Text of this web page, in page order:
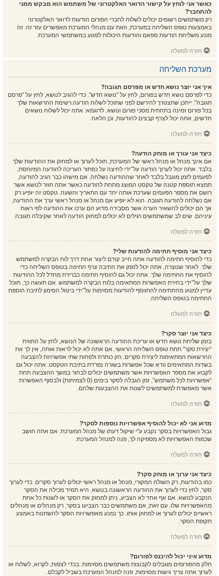
כאשר אני לוחץ על קישור הדואר האלקטרוני של משתמש הוא מבקש ממני
להתחבר?
רק משתמשים רשומים יכולים לשלוח לחברי הפורום הודעות לדואר האלקטרוני
באמצעות טופס השליחה במערכת, וזאת עם מנהלי המערכת מאפשרים עזר זה. זה
מונע משליחת הודעות ספאם והודעות היכולות לפגוע במשתמשי המערכת.
חזרה למעלה
מערכת השליחה
איך אני יוצר נושא חדש או מפרסם תגובה?
כדי לפרסם נושא חדש בפורום, לחץ על "נושא חדש". כדי להגיב לנושא, לחץ על "פרסם
תגובה". ייתכן שתצטרך להירשם לפני שתוכל לשלוח הודעה.רשימת ההרשאות שלך
בכל פורום זמינה בתחתית מסכי פורום ונושא. לדוגמא: אתה יכול לשלוח נושאים
חדשים, אתה יכול לצרף קבצים להודעות, וכן הלאה.
חזרה למעלה
כיצד אני עורך או מוחק הודעה?
אם אינך מנהל או מנהל ראשי של המערכת, תוכל לערוך או למחוק את ההודעות שלך
בלבד. אתה יכול לערוך הודעה על־ידי לחיצה על כפתור העריכה להודעה המיוחסת,
לפעמים לזמן מוגבל בלבד לאחר שההודעה נשלחה. אם מישהו כבר הגיב להודעה,
תמצא תוספת קטנה של טקסט המוצג מתחת להודעה כאשר אתה חוזר לנושא אשר
רושם את מספר הפעמים שערכת אותה יחד עם התאריך והשעה. טקסט זה יופיע רק
אם נשלחה להודעה תגובה. הוא לא יופיע אם מנהל או מנהל ראשי ערך את ההודעה,
אך הם יכולים להשאיר הערה אשר מסבירה מדוע הם ערכו את ההודעה לפי ראות
עיניהם. שים לב שמשתמשים רגילים לא יכולים למחוק הודעה לאחר שקיבלה תגובה.
חזרה למעלה
כיצד אני מוסיף חתימה להודעות שלי?
כדי להוסיף חתימה להודעה אתה חייב קודם ליצור אחת דרך לוח הבקרה למשתמש
שלך. לאחר שנוצרה, אתה יכול לסמן את התיבה צרף חתימה בטופס השליחה כדי
להוסיף את החתימה שלך. אתה יכול גם להוסיף חתימה כברירת מחדל לכל ההודעות
שלך על־ידי בחירת האפשרות המתאימה בלוח הבקרה למשתמש. אם תעשה כך, תוכל
עדיין למנוע מהחתימה להתווסף להודעות מסוימות על־ידי ביטול הסימון לתיבת הוספת
החתימה בטופס השליחה.
חזרה למעלה
כיצד אני יוצר סקר?
בזמן שליחת נושא חדש או עריכת ההודעה הראשונה של הנושא, לחץ על התווית
“יצירת סקר” תחת טופס השליחה הראשי. אם אתה לא יכול לראות אותה, אין לך את
ההרשאות המתאימות ליצירת סקרים. הזן כותרת ולפחות שתי אפשרויות להצבעה
בשדות המתאימים וודא שכל אפשרות בשורה נפרדת בתיבת הטקסט. אתה יכול גם
לקבוע את מספר האפשרויות אשר משתמשים יכולים לבחור במשך ההצבעה תחת
“אפשרויות לכל משתמש”, זמן הגבלה לסקר בימים (0 לצמיתות) ולבסוף האפשרות
אשר מאפשרת למשתמשים לשנות את ההצבעות שלהם.
חזרה למעלה
מדוע אני לא יכול להוסיף אפשרויות נוספות לסקר?
גבול האפשרויות בסקר נקבע ע"י שיקול דעתו של מנהל המערכת. אם אתה חושב
שכמות האפשרויות לא מספיקה לך, פנה למנהל המערכת.
חזרה למעלה
כיצד אני ערוך או מוחק סקר?
כמו בהודעות, רק השולח המקורי, מנהל או מנהל ראשי יכולים לערוך סקרים. כדי לערוך
סקר, לחץ כדי לערוך את ההודעה הראשונה בנושא. היא תמיד מכילה את הסקר
הנקבע לנושא. אם אף אחד לא הצביע, ניתן למחוק את הסקר או לשנות כל אחת
מהאפשרויות שלו. עם זאת, אם משתמשים כבר הצביעו בסקר, רק מנהלים או מנהלים
ראשיים יכולים לערוך או למחוק אותו. כך נמנע מאפשרויות הסקר להשתנות באמצע
תקופת הסקר.
חזרה למעלה
מדוע איני יכול להיכנס לפורום?
חלק מהפורומים מוגבלים לקבוצות משתמשים מסוימות. בכדי לצפות, לקרוא, לשלוח או
לערוך אתה צריך גישות מסוימות, פנה למנהל המערכת בשביל לקבלם.